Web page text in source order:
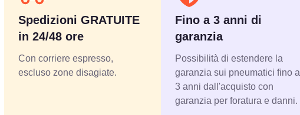
Spedizioni GRATUITE
in 24/48 ore
Con corriere espresso,
escluso zone disagiate.
Fino a 3 anni di
garanzia
Possibilità di estendere la
garanzia sui pneumatici fino a
3 anni dall'acquisto con
garanzia per foratura e danni.